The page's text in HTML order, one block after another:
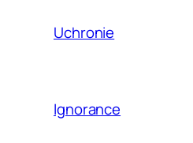
Uchronie
Ignorance